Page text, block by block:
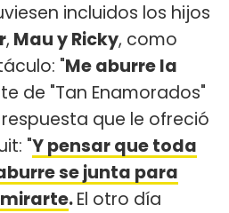
incluidos los hijos
, Mau y Ricky, como
"Me aburre la
de "Tan Enamorados"
que le ofreció
"Y pensar que toda
se junta para
.El otro día